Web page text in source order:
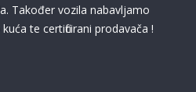
Također vozila nabavljamo
te certificirani prodavača !